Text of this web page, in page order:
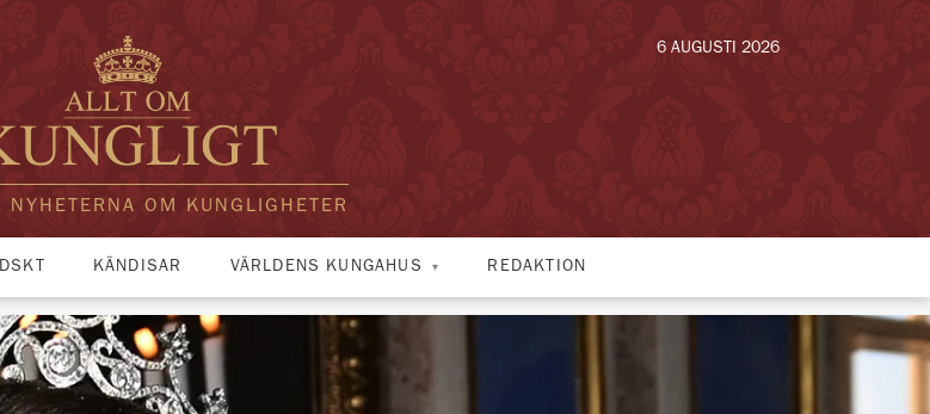
NYHETERNA OM KUNGLIGHETER
6 AUGUSTI 2026
KÄNDISAR VÄRLDENS KUNGAHUS REDAKTION